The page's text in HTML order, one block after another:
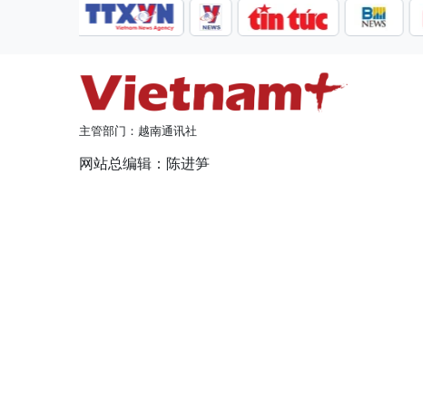
主管部门：越南通讯社
网站总编辑：陈进笋